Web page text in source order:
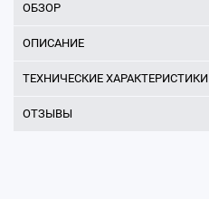
ОБЗОР
ОПИСАНИЕ
ТЕХНИЧЕСКИЕ ХАРАКТЕРИСТИКИ
ОТЗЫВЫ